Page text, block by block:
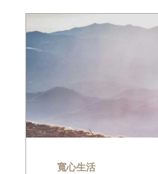
寬心生活